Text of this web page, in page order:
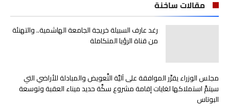
مقالات ساخنة
رغد عارف السبيلة خريجة الجامعة الهاشمية.. والتهنئة
من قناة الرؤيا المتكاملة
مجلس الوزراء يقرِّر الموافقة على آليَّة التَّعويض والمبادلة للأراضي التي
سيتمَّ استملاكها لغايات إقامة مشروع سكَّة حديد ميناء العقبة وتوسعة
البوتاس